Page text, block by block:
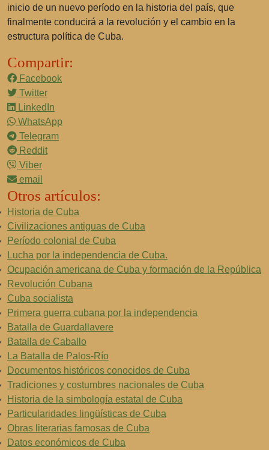
inicio de un nuevo período en la historia del país, que
finalmente conducirá a la revolución y el cambio en la
estructura política de Cuba.
Compartir:
Facebook
Twitter
LinkedIn
WhatsApp
Telegram
Reddit
Viber
email
Otros artículos:
Historia de Cuba
Civilizaciones antiguas de Cuba
Período colonial de Cuba
Lucha por la independencia de Cuba.
Ocupación americana de Cuba y formación de la República
Revolución Cubana
Cuba socialista
Primera guerra cubana por la independencia
Batalla de Guardallavere
Batalla de Caballo
La Batalla de Palos-Río
Documentos históricos conocidos de Cuba
Tradiciones y costumbres nacionales de Cuba
Historia de la simbología estatal de Cuba
Particularidades lingüísticas de Cuba
Obras literarias famosas de Cuba
Datos económicos de Cuba